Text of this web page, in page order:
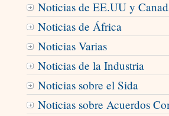
Noticias de EE.UU y
Noticias de África
Noticias Varias
Noticias de la Industria
Noticias sobre el Sida
Noticias sobre Acuerdos